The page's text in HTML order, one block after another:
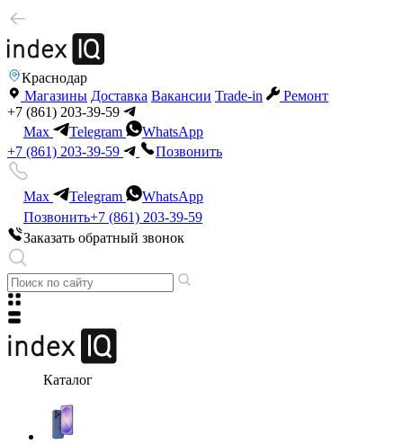
Краснодар
Магазины Доставка Вакансии Trade-in
Ремонт
+7 (861) 203-39-59
Max
Telegram
WhatsApp
+7 (861) 203-39-59
Позвонить
Max Telegram
WhatsApp
Позвонить+7 (861) 203-39-59
Заказать обратный звонок
Каталог